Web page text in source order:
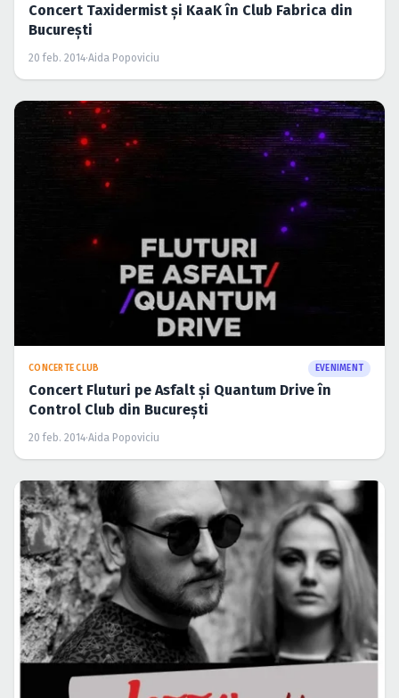
Concert Taxidermist şi KaaK în Club Fabrica din
Bucureşti
20 feb. 2014·Aida Popoviciu
CONCERTE CLUB EVENIMENT
Concert Fluturi pe Asfalt şi Quantum Drive în
Control Club din Bucureşti
20 feb. 2014·Aida Popoviciu